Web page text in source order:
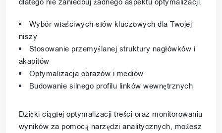
Wybór właściwych słów kluczowych dla Twojej
niszy
Stosowanie przemyślanej struktury nagłówków i
akapitów
Optymalizacja obrazów i mediów
Budowanie silnego profilu linków wewnętrznych
Dzięki ciągłej optymalizacji treści oraz monitorowaniu
wyników za pomocą narzędzi analitycznych, możesz